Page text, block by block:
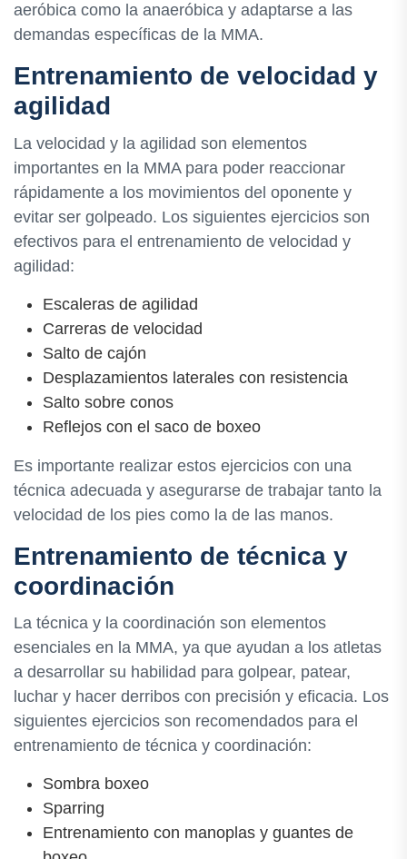
aeróbica como la anaeróbica y adaptarse a las
demandas específicas de la MMA.
Entrenamiento de velocidad y
agilidad
La velocidad y la agilidad son elementos
importantes en la MMA para poder reaccionar
rápidamente a los movimientos del oponente y
evitar ser golpeado. Los siguientes ejercicios son
efectivos para el entrenamiento de velocidad y
agilidad:
Escaleras de agilidad
Carreras de velocidad
Salto de cajón
Desplazamientos laterales con resistencia
Salto sobre conos
Reflejos con el saco de boxeo
Es importante realizar estos ejercicios con una
técnica adecuada y asegurarse de trabajar tanto la
velocidad de los pies como la de las manos.
Entrenamiento de técnica y
coordinación
La técnica y la coordinación son elementos
esenciales en la MMA, ya que ayudan a los atletas
a desarrollar su habilidad para golpear, patear,
luchar y hacer derribos con precisión y eficacia. Los
siguientes ejercicios son recomendados para el
entrenamiento de técnica y coordinación:
Sombra boxeo
Sparring
Entrenamiento con manoplas y guantes de